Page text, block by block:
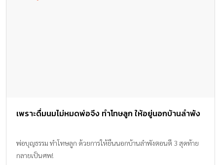
เพราะดื่มนมไม่หมดพ่อจึง ทำโทษลูก ให้อยู่นอกบ้านลำพัง
พ่อบุญธรรม ทำโทษลูก ด้วยการให้ยืนนอกบ้านลำพังตอนตี 3 สุดท้าย
กลายเป็นศพ!